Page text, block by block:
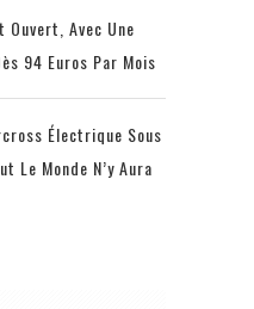
Ouvert, Avec Une
94 Euros Par Mois
Électrique Sous
Le Monde N’y Aura